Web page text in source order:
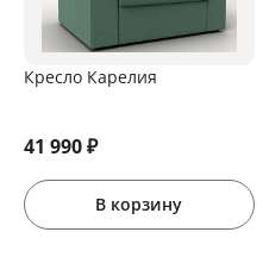
Кресло Карелия
41 990₽
В корзину